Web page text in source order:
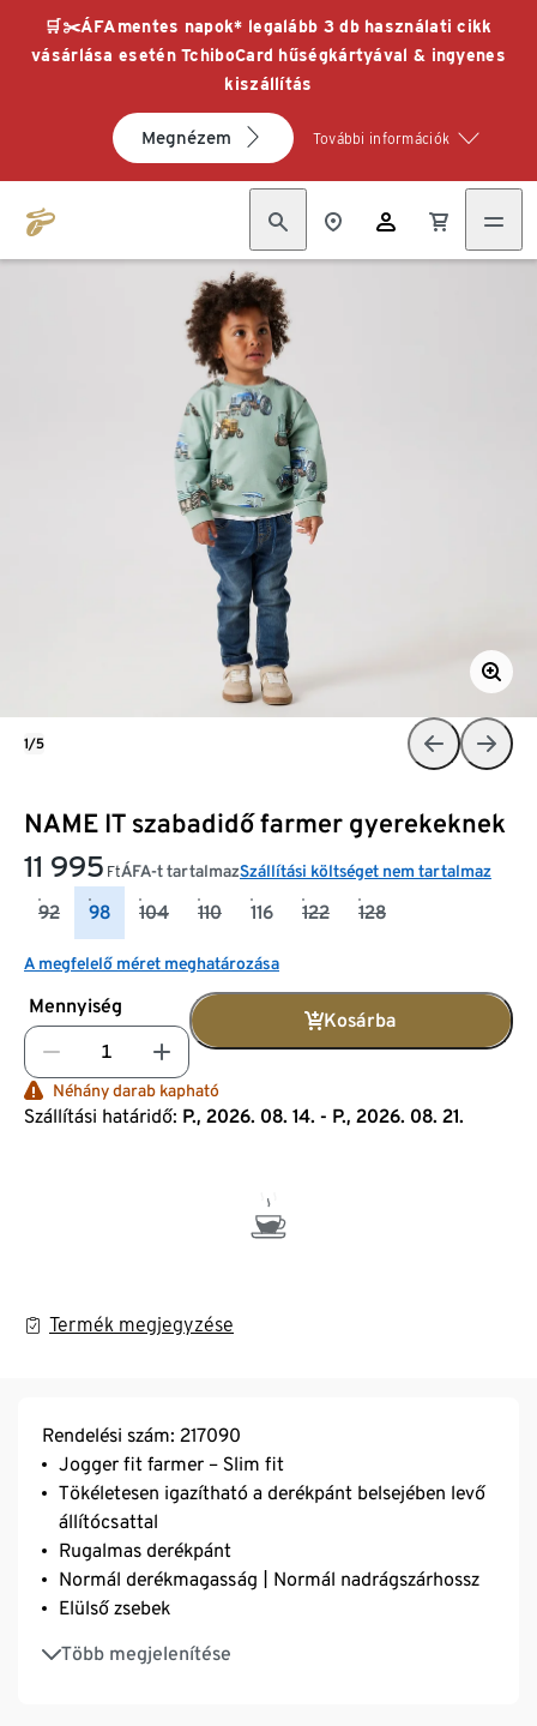
🛒✂️ÁFAmentes napok* legalább 3 db használati cikk
vásárlása esetén TchiboCard hűségkártyával & ingyenes
kiszállítás
Megnézem További információk
NAME IT szabadidő farmer gyerekeknek
11 995 FtÁFA-t tartalmazSzállítási költséget nem tartalmaz
92 98 104 110 116 122 128
A megfelelő méret meghatározása
Mennyiség
Kosárba
Néhány darab kapható
Szállítási határidő: P., 2026. 08. 14. - P., 2026. 08. 21.
Termék megjegyzése
1/5
Rendelési szám: 217090
Jogger fit farmer – Slim fit
Tökéletesen igazítható a derékpánt belsejében levő
állítócsattal
Rugalmas derékpánt
Normál derékmagasság | Normál nadrágszárhossz
Elülső zsebek
Több megjelenítése
2 rávarrt farzseb